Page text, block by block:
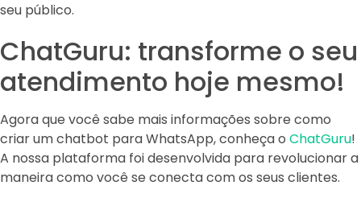
seu público.
ChatGuru: transforme o seu
atendimento hoje mesmo!
Agora que você sabe mais informações sobre como
criar um chatbot para WhatsApp, conheça o ChatGuru!
A nossa plataforma foi desenvolvida para revolucionar a
maneira como você se conecta com os seus clientes.